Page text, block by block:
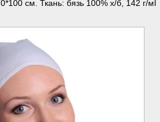
см. Ткань: бязь 100% х/б, 142 г/мІ